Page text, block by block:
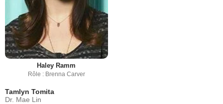
Haley Ramm
Rôle : Brenna Carver
Tamlyn Tomita
Dr. Mae Lin